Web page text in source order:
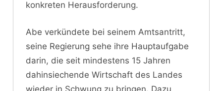
konkreten Herausforderung.
Abe verkündete bei seinem Amtsantritt,
seine Regierung sehe ihre Hauptaufgabe
darin, die seit mindestens 15 Jahren
dahinsiechende Wirtschaft des Landes
wieder in Schwung zu bringen. Dazu